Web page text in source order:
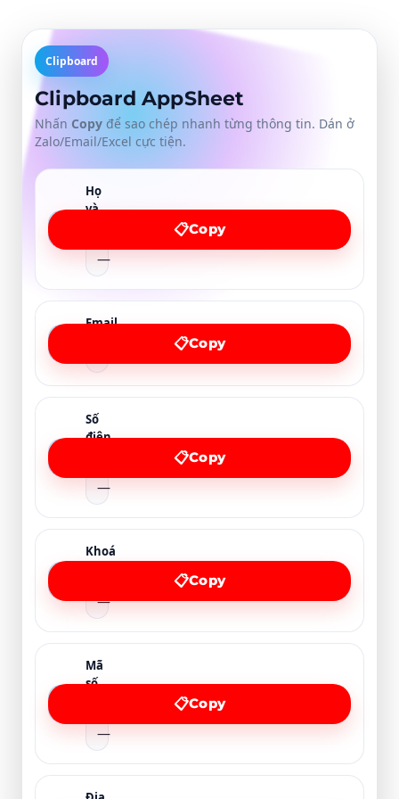
Clipboard
Clipboard AppSheet
Nhấn Copy để sao chép nhanh từng thông tin. Dán ở
Zalo/Email/Excel cực tiện.
Họ
và
—
📋Copy
Email
📋Copy
Số
điện
—
📋Copy
Khoá
—
📋Copy
Mã
số
—
📋Copy